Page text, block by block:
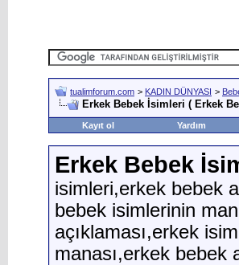
tualimforum.com > KADIN DÜNYASI >
Erkek Bebek İsimleri ( Erkek
Kayıt ol Yardım
Erkek Bebek
isimleri,erkek bebek
bebek isimlerinin
açıklaması,erkek
manası,erkek bebek